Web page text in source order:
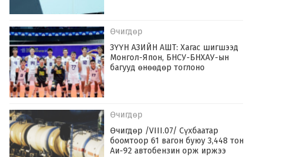
Өчигдөр
ЗҮҮН АЗИЙН АШТ: Хагас шигшээд
Монгол-Япон, БНСУ-БНХАУ-ын
багууд өнөөдөр тоглоно
Өчигдөр
Өчигдөр /VIII.07/ Сүхбаатар
боомтоор 61 вагон буюу 3,448 тонн
Аи-92 автобензин орж иржээ